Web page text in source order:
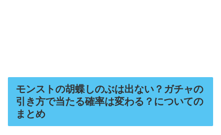
モンストの胡蝶しのぶは出ない？ガチャの
引き方で当たる確率は変わる？についての
まとめ